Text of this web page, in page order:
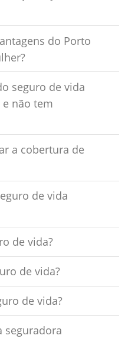
do Porto
seguro de vida
não tem
a cobertura de
de vida
de vida?
de vida?
de vida?
seguradora